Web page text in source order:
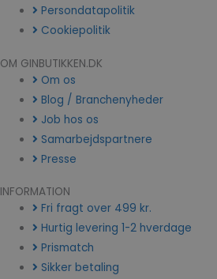
Persondatapolitik
Cookiepolitik
OM GINBUTIKKEN.DK
Om os
Blog / Branchenyheder
Job hos os
Samarbejdspartnere
Presse
INFORMATION
Fri fragt over 499 kr.
Hurtig levering 1-2 hverdage
Prismatch
Sikker betaling